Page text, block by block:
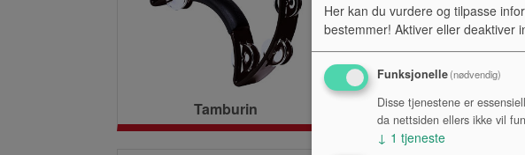
Tamburin Triangel
Her kan du vurdere og tilpasse
bestemmer! Aktiver eller deaktiver
Funksjonelle(nødvendig)
Disse tjenestene er
da nettsiden ellers ikke vil
↓ 1 tjeneste